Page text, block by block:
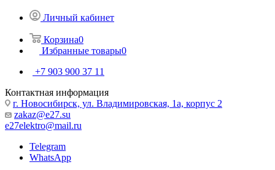
Личный кабинет
Корзина0
Избранные товары0
+7 903 900 37 11
Контактная информация
г. Новосибирск, ул. Владимировская, 1а, корпус 2
zakaz@e27.su
e27elektro@mail.ru
Telegram
WhatsApp